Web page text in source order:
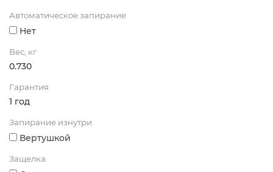
Автоматическое запирание
Нет
Вес, кг
0.730
Гарантия
1 год
Запирание изнутри
Вертушкой
Защелка